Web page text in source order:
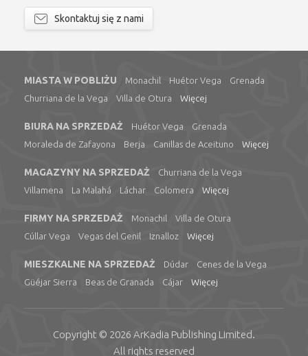
Skontaktuj się z nami
MIASTA W POBLIŻU Monachil Huétor Vega
Grenada
Churriana de la Vega
Villa de Otura Więcej
BIURA NA SPRZEDAŻ Huétor Vega
Grenada
Moraleda de Zafayona
Berja Canillas de Aceituno Więcej
MAGAZYNY NA SPRZEDAŻ
Churriana de la Vega
Villamena
La Malahá Láchar Colomera Więcej
FIRMY NA SPRZEDAŻ Monachil
Villa de Otura
Cúllar Vega
Vegas del Genil Iznalloz Więcej
MIESZKALNE NA SPRZEDAŻ Dúdar
Cenes de la Vega
Güéjar Sierra
Beas de Granada Cájar Więcej
Copyright © 2026 ArKadia Publishing Limited.
All rights reserved